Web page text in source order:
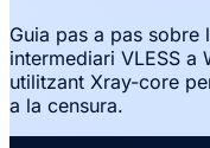
Guia pas a pas
intermediari VLESS
utilitzant Xray-core
a la censura.